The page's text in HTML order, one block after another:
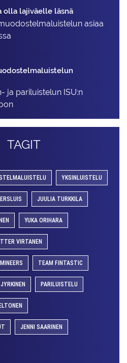
olla lajiväelle läsnä
asiaa
ja pariluistelun ISU:n
TAGIT
YKSINLUISTELU
JUULIA TURKKILA
YUKA ORIHARA
VIRTANEN
TEAM FINTASTIC
PARILUISTELU
JENNI SAARINEN